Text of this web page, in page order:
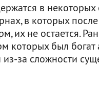
в некоторых
в которых
их не остается.
которых был
из-за сложности